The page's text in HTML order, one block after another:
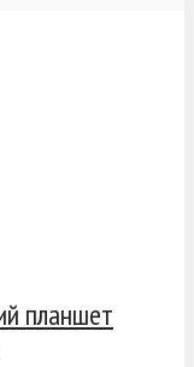
планшет